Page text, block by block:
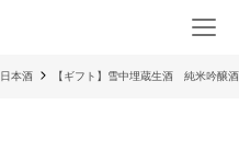
日本酒 【ギフト】雪中埋蔵生酒 純米吟醸